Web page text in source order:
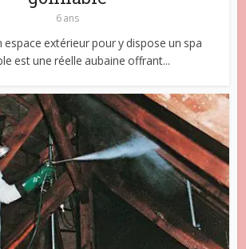
6 ans
espace extérieur pour y dispose un spa
est une réelle aubaine offrant...